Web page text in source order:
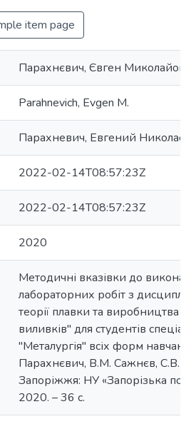
item page
Парахнєвич, Євген
Parahnevich, Evgen M.
Парахневич, Евгений
2022-02-14T08:57:23Z
2022-02-14T08:57:23Z
2020
Методичні вказівки до
лабораторних робіт з
теорії плавки та виробництва
виливків" для студентів
"Металургія" всіх форм
Парахнєвич, В.М. Сажнєв, С.В.
Запоріжжя: НУ «Запорізька
2020. – 36 с.